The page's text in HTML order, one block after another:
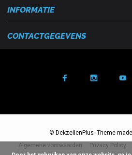
INFORMATIE
CONTACTGEGEVENS
Algemene voorwaarden Privacy Policy
© DekzeilenPlus- Theme